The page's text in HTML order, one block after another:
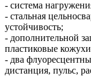
- система
- стальная
устойчивость;
- дополнительной
пластиковые
- два
дистанция, пульс,